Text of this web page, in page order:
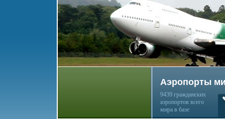
Аэропорты
9439 гражданских
аэропортов всего
мира в базе